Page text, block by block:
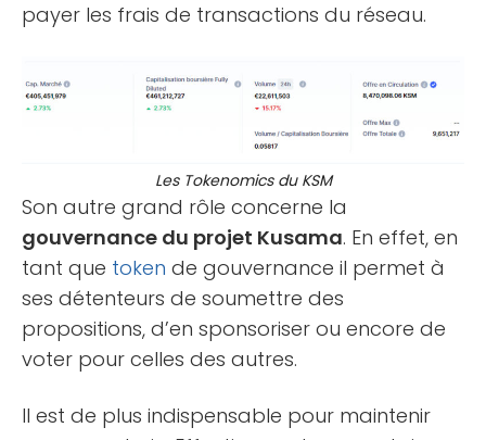
payer les frais de transactions du réseau.
Les Tokenomics du KSM
Son autre grand rôle concerne la
gouvernance du projet Kusama. En effet, en
tant que token de gouvernance il permet à
ses détenteurs de soumettre des
propositions, d’en sponsoriser ou encore de
voter pour celles des autres.
Il est de plus indispensable pour maintenir